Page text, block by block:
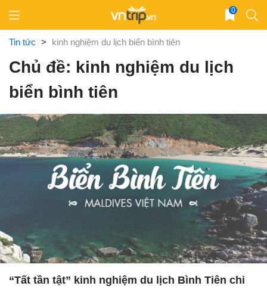
content
0
Tin tức > kinh nghiệm du lịch biển bình tiên
Chủ đề: kinh nghiệm du lịch
biển bình tiên
“Tất tần tật” kinh nghiệm du lịch Bình Tiên chi